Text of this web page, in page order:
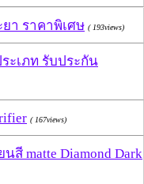
ยา ราคาพิเศษ ( 193views)
ะเภท รับประกัน
( 167views)
สี matte Diamond Dark